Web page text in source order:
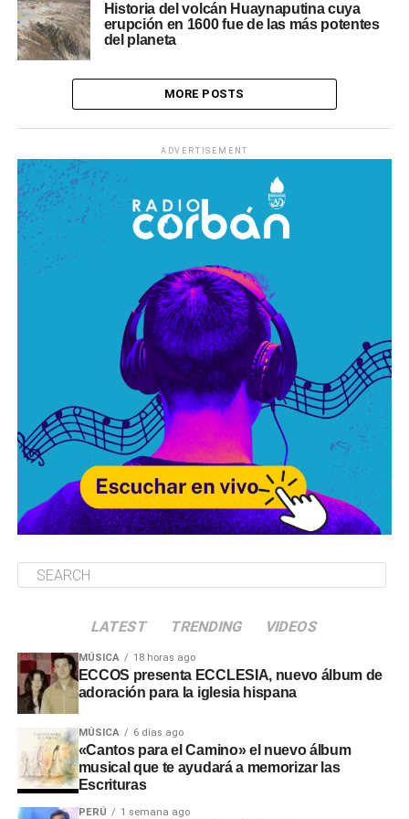
Historia del volcán Huaynaputina cuya
erupción en 1600 fue de las más potentes
del planeta
MORE POSTS
ADVERTISEMENT
LATEST TRENDING VIDEOS
MÚSICA 18 horas ago
ECCOS presenta ECCLESIA, nuevo álbum de
adoración para la iglesia hispana
MÚSICA 6 días ago
«Cantos para el Camino» el nuevo álbum
musical que te ayudará a memorizar las
Escrituras
PERÚ 1 semana ago